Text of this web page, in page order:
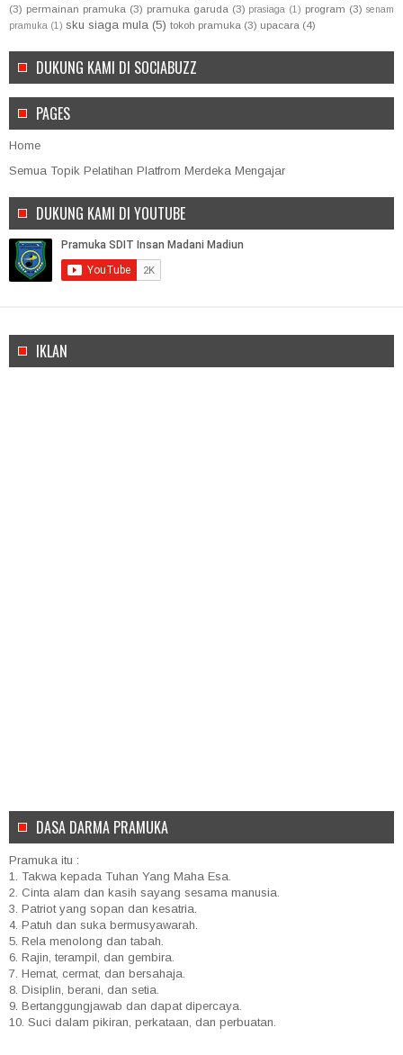
(3) permainan pramuka (3) pramuka garuda (3) prasiaga (1) program (3) senam
pramuka (1) sku siaga mula (5) tokoh pramuka (3) upacara (4)
DUKUNG KAMI DI SOCIABUZZ
PAGES
Home
Semua Topik Pelatihan Platfrom Merdeka Mengajar
DUKUNG KAMI DI YOUTUBE
IKLAN
DASA DARMA PRAMUKA
Pramuka itu :
1. Takwa kepada Tuhan Yang Maha Esa.
2. Cinta alam dan kasih sayang sesama manusia.
3. Patriot yang sopan dan kesatria.
4. Patuh dan suka bermusyawarah.
5. Rela menolong dan tabah.
6. Rajin, terampil, dan gembira.
7. Hemat, cermat, dan bersahaja.
8. Disiplin, berani, dan setia.
9. Bertanggungjawab dan dapat dipercaya.
10. Suci dalam pikiran, perkataan, dan perbuatan.